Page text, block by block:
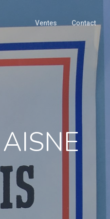
Ventes Contact